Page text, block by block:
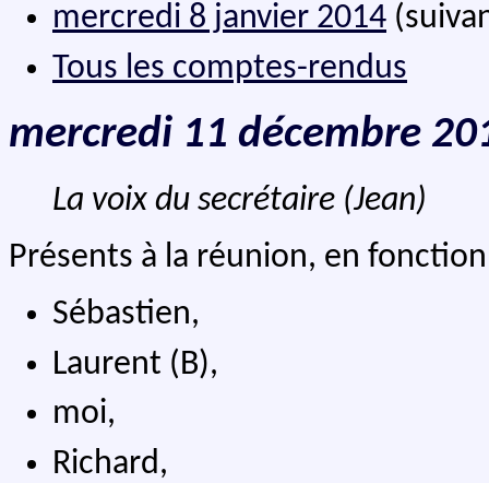
mercredi 8 janvier 2014
Tous les comptes-rendus
mercredi 11 décembre
La voix du secrétaire (Jean)
Présents à la réunion, en
Sébastien,
Laurent (B),
moi,
Richard,